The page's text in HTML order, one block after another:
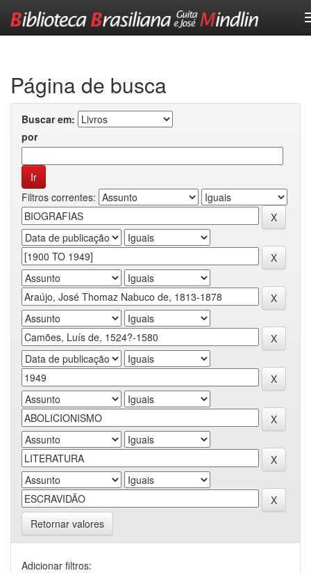
Página de busca
Buscar em:
por
Filtros correntes:
Retornar valores
Adicionar filtros: